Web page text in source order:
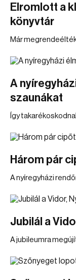
Elromlott a
könyvtár
Már
A
szaunákat
Így
Három pár
A nyíregyházi
Jubilál a
A jubileumra